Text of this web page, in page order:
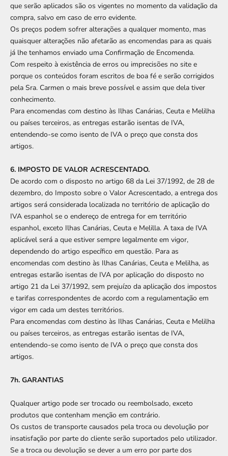
que serão aplicados são os vigentes no momento da validação da
compra, salvo em caso de erro evidente.
Os preços podem sofrer alterações a qualquer momento, mas
quaisquer alterações não afetarão as encomendas para as quais
já lhe tenhamos enviado uma Confirmação de Encomenda.
Com respeito à existência de erros ou imprecisões no site e
porque os conteúdos foram escritos de boa fé e serão corrigidos
pela Sra. Carmen o mais breve possível e assim que dela tiver
conhecimento.
Para encomendas com destino às Ilhas Canárias, Ceuta e Melilha
ou países terceiros, as entregas estarão isentas de IVA,
entendendo-se como isento de IVA o preço que consta dos
artigos.
6. IMPOSTO DE VALOR ACRESCENTADO.
De acordo com o disposto no artigo 68 da Lei 37/1992, de 28 de
dezembro, do Imposto sobre o Valor Acrescentado, a entrega dos
artigos será considerada localizada no território de aplicação do
IVA espanhol se o endereço de entrega for em território
espanhol, exceto Ilhas Canárias, Ceuta e Melilla. A taxa de IVA
aplicável será a que estiver sempre legalmente em vigor,
dependendo do artigo específico em questão. Para as
encomendas com destino às Ilhas Canárias, Ceuta e Melilha, as
entregas estarão isentas de IVA por aplicação do disposto no
artigo 21 da Lei 37/1992, sem prejuízo da aplicação dos impostos
e tarifas correspondentes de acordo com a regulamentação em
vigor em cada um destes territórios.
Para encomendas com destino às Ilhas Canárias, Ceuta e Melilha
ou países terceiros, as entregas estarão isentas de IVA,
entendendo-se como isento de IVA o preço que consta dos
artigos.
7h. GARANTIAS
Qualquer artigo pode ser trocado ou reembolsado, exceto
produtos que contenham menção em contrário.
Os custos de transporte causados ​​pela troca ou devolução por
insatisfação por parte do cliente serão suportados pelo utilizador.
Se a troca ou devolução se dever a um erro por parte dos